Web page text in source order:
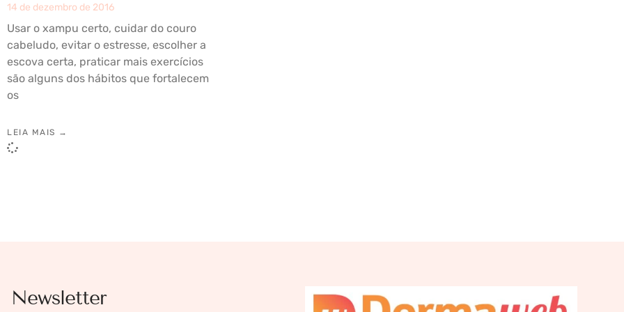
14 de dezembro de 2016
Usar o xampu certo, cuidar do couro
cabeludo, evitar o estresse, escolher a
escova certa, praticar mais exercícios
são alguns dos hábitos que fortalecem
os
LEIA MAIS →
Newsletter